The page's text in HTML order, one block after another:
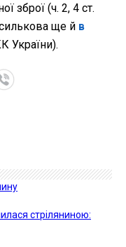
зброї (ч. 2, 4 ст.
ще й в
України).
стріляниною: